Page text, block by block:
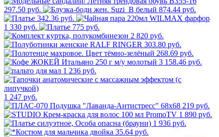
297.50 руб.
874.44 руб.
342.36 руб.
1 330 руб.
775 руб.
2 820 руб.
303.80 руб.
268.69 руб.
3 158.46 руб.
1 236 руб.
1 247 руб.
219 руб.
1 890 руб.
1 936 руб.
35.64 руб.